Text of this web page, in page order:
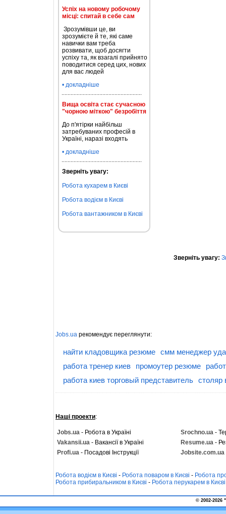
Успіх на новому робочому
місці: спитай в себе сам
Зрозумівши це, ви
зрозумієте й те, які саме
навички вам треба
розвивати, щоб досягти
успіху та, як взагалі прийнято
поводитися серед цих, нових
для вас людей
• докладніше
Вища освіта стає сучасною
"чорною міткою" безробіття
До п'ятірки найбільш
затребуваних професій в
Україні, наразі входять
• докладніше
Зверніть увагу:
Робота кухарем в Києві
Робота водієм в Києві
Робота вантажником в Києві
Зверніть увагу:
Jobs.ua рекомендує переглянути:
найти кладовщика резюме смм менеджер
работа тренер киев
промоутер резюме
работа киев торговый представитель столяр
Наші проекти:
Jobs.ua - Робота в Україні Srochno.ua -
Vakansii.ua - Вакансії в Україні Resume.ua -
Profi.ua - Посадові Інструкції Jobsite.com.ua
Робота водієм в Києві - Робота поваром в Києві - Робота
Робота прибиральником в Києві - Робота перукарем в Києві
© 2002-2026